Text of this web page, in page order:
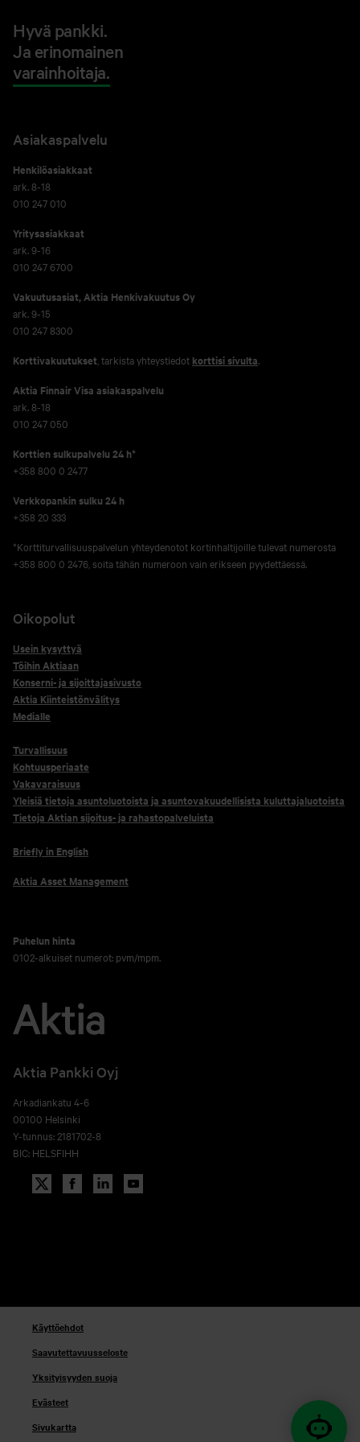
Hyvä pankki.
Ja erinomainen
varainhoitaja.
Asiakaspalvelu
Henkilöasiakkaat
ark. 8-18
010 247 010
Yritysasiakkaat
ark. 9-16
010 247 6700
Vakuutusasiat, Aktia Henkivakuutus Oy
ark. 9-15
010 247 8300
Korttivakuutukset , tarkista yhteystiedot korttisi sivulta.
Aktia Finnair Visa asiakaspalvelu
ark. 8-18
010 247 050
Korttien sulkupalvelu 24 h*
+358 800 0 2477
Verkko­pankin sulku 24 h
+358 20 333
*Korttiturvallisuuspalvelun yhteydenotot kortinhaltijoille tulevat numerosta
+358 800 0 2476, soita tähän numeroon vain erikseen pyydettäessä.
Oikopolut
Usein kysyttyä
Töihin Aktiaan
Konserni- ja sijoittajasivusto
Aktia Kiinteistönvälitys
Medialle
Turvallisuus
Kohtuusperiaate
Vakavaraisuus
Yleisiä tietoja asuntoluotoista ja asuntovakuudellisista kuluttajaluotoista
Tietoja Aktian sijoitus- ja rahastopalveluista
Briefly in English
Aktia Asset Management
Puhelun hinta
0102-alkuiset numerot: pvm/mpm.
Aktia Pankki Oyj
Arkadiankatu 4-6
00100 Helsinki
Y-tunnus: 2181702-8
BIC: HELSFIHH
Käyttöehdot
Saavutettavuusseloste
Yksityisyyden suoja
Evästeet
Sivukartta